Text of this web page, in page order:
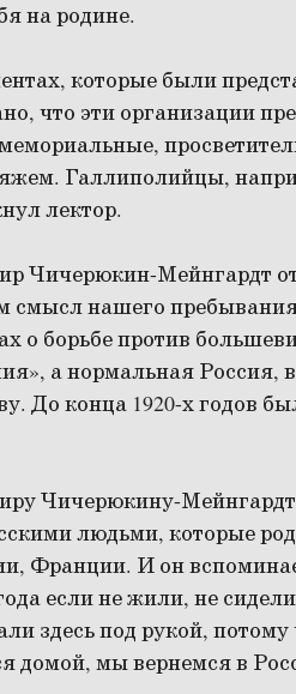
на родине.
которые были
что эти организации
Галлиполийцы,
лектор.
Чичерюкин-Мейнгардт
смысл нашего пребывания
о борьбе против
а нормальная Россия,
До конца 1920-х годов
Чичерюкину-
людьми, которые
Франции. И он
если не жили, не
здесь под рукой,
домой, мы вернемся в